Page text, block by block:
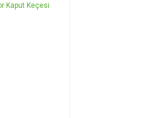
bozuk veya görüntülenemiyor.